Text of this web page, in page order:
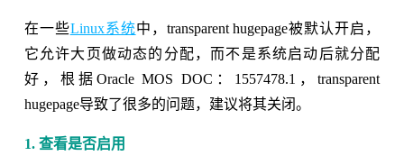
在一些Linux系统中，transparent hugepage被默认开启，
它允许大页做动态的分配，而不是系统启动后就分配
好，根据Oracle MOS DOC：1557478.1，transparent
hugepage导致了很多的问题，建议将其关闭。
1. 查看是否启用